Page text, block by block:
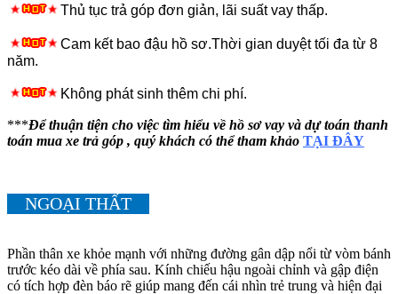
Thủ tục trả góp đơn giản, lãi suất vay thấp.
Cam kết bao đậu hồ sơ.Thời gian duyệt tối đa từ 8
năm.
Không phát sinh thêm chi phí.
***Để thuận tiện cho việc tìm hiểu về hồ sơ vay và dự toán thanh
toán mua xe trả góp , quý khách có thể tham khảo TẠI ĐÂY
NGOẠI THẤT
Phần thân xe khỏe mạnh với những đường gân dập nổi từ vòm bánh
trước kéo dài về phía sau. Kính chiếu hậu ngoài chỉnh và gập điện
có tích hợp đèn báo rẽ giúp mang đến cái nhìn trẻ trung và hiện đại